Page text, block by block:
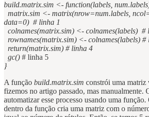
build.matrix.sim <- function(labels,
matrix.sim <- matrix(nrow=num.labels,
data=0) # linha 1
colnames(matrix.sim) <- colnames(labels) #
rownames(matrix.sim) <- colnames(labels) #
return(matrix.sim) # linha 4
gc() # linha 5
}
A função build.matrix.sim constrói uma matriz
fizemos no artigo passado, mas manualmente.
automatizar esse processo usando uma
dentro da função cria uma matriz com o